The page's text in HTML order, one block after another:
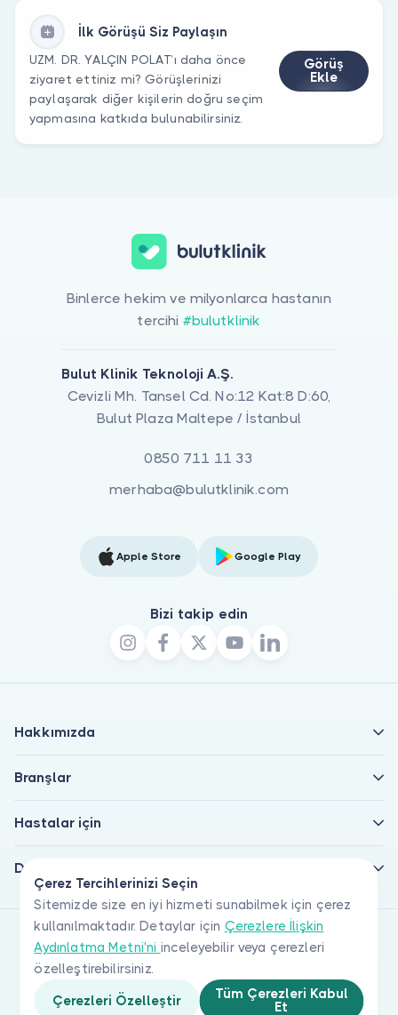
İlk Görüşü Siz Paylaşın
UZM. DR. YALÇIN POLAT’ı daha önce
ziyaret ettiniz mi? Görüşlerinizi
paylaşarak diğer kişilerin doğru seçim
yapmasına katkıda bulunabilirsiniz.
Görüş
Ekle
Çerez Tercihlerinizi Seçin
Sitemizde size en iyi hizmeti sunabilmek için çerez
kullanılmaktadır. Detaylar için Çerezlere İlişkin
Aydınlatma Metni'ni inceleyebilir veya çerezleri
özelleştirebilirsiniz.
Çerezleri Özelleştir
Tüm Çerezleri Kabul
Et
Binlerce hekim ve milyonlarca hastanın
tercihi #bulutklinik
Bulut Klinik Teknoloji A.Ş.
Cevizli Mh. Tansel Cd. No:12 Kat:8 D:60,
Bulut Plaza Maltepe / İstanbul
0850 711 11 33
merhaba@bulutklinik.com
Apple Store Google Play
Bizi takip edin
Hakkımızda
Branşlar
Hastalar için
Doktorlar için